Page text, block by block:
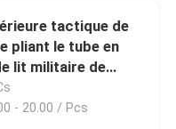
tactique de
pliant le tube en
lit militaire de
- 20.00 / Pcs